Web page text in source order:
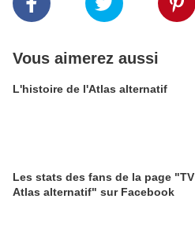
Vous aimerez aussi
L'histoire de l'Atlas alternatif
Les stats des fans de la page "TV
Atlas alternatif" sur Facebook